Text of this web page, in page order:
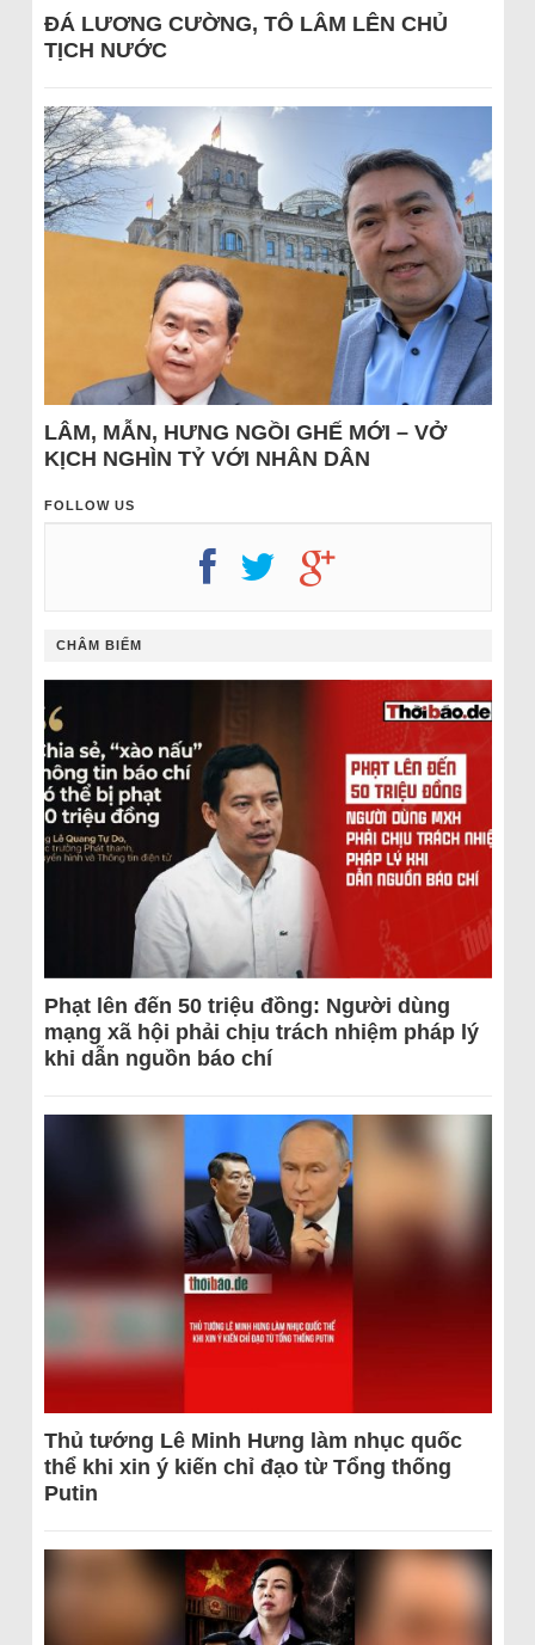
ĐÁ LƯƠNG CƯỜNG, TÔ LÂM LÊN CHỦ
TỊCH NƯỚC
LÂM, MẪN, HƯNG NGỒI GHẾ MỚI – VỞ
KỊCH NGHÌN TỶ VỚI NHÂN DÂN
FOLLOW US
CHÂM BIẾM
Phạt lên đến 50 triệu đồng: Người dùng
mạng xã hội phải chịu trách nhiệm pháp lý
khi dẫn nguồn báo chí
Thủ tướng Lê Minh Hưng làm nhục quốc
thể khi xin ý kiến chỉ đạo từ Tổng thống
Putin